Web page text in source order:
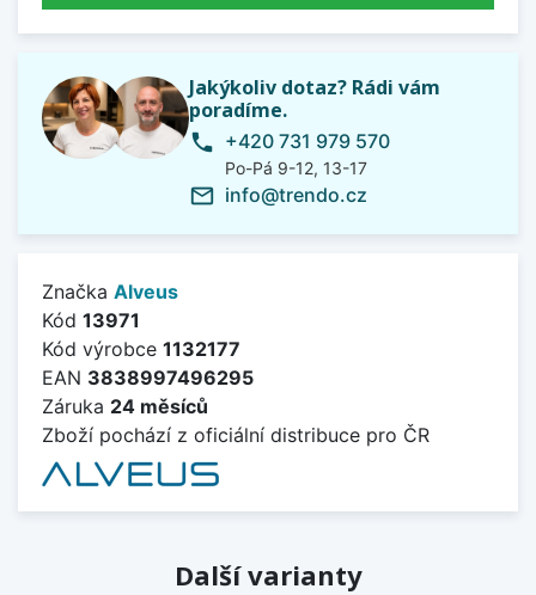
Jakýkoliv dotaz? Rádi vám
poradíme.
phone +420 731 979 570
Po-Pá 9-12, 13-17
mail_outline info@trendo.cz
Značka Alveus
Kód 13971
Kód výrobce 1132177
EAN 3838997496295
Záruka 24 měsíců
Zboží pochází z oficiální distribuce pro ČR
Další varianty